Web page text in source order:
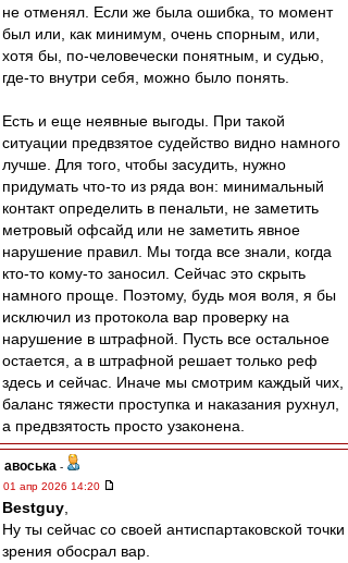
не отменял. Если же была ошибка, то момент
был или, как минимум, очень спорным, или,
хотя бы, по-человечески понятным, и судью,
где-то внутри себя, можно было понять.
Есть и еще неявные выгоды. При такой
ситуации предвзятое судейство видно намного
лучше. Для того, чтобы засудить, нужно
придумать что-то из ряда вон: минимальный
контакт определить в пенальти, не заметить
метровый офсайд или не заметить явное
нарушение правил. Мы тогда все знали, когда
кто-то кому-то заносил. Сейчас это скрыть
намного проще. Поэтому, будь моя воля, я бы
исключил из протокола вар проверку на
нарушение в штрафной. Пусть все остальное
остается, а в штрафной решает только реф
здесь и сейчас. Иначе мы смотрим каждый чих,
баланс тяжести проступка и наказания рухнул,
а предвзятость просто узаконена.
авоська -
01 апр 2026 14:20
Bestguy
Ну ты сейчас со своей антиспартаковской точки
зрения обосрал вар.